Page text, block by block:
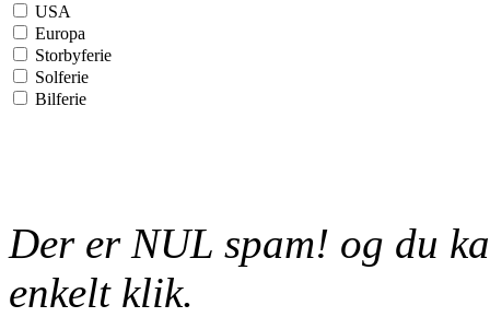
USA
Europa
Storbyferie
Solferie
Bilferie
Der er NUL spam! og du
enkelt klik.